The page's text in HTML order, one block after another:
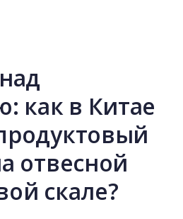
как в Китае
отвесной
скале?